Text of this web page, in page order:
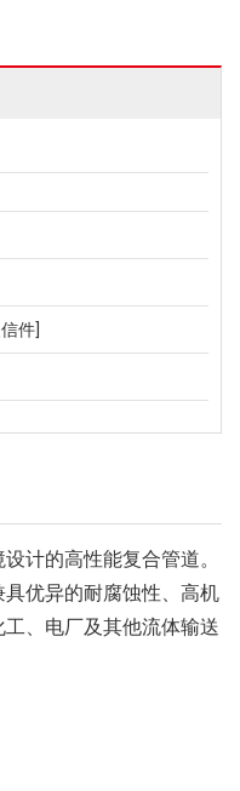
件]
计的高性能复合管道。
优异的耐腐蚀性、高机
、电厂及其他流体输送